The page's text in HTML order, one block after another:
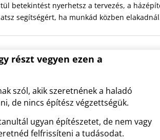
betekintést nyerhetsz a tervezés, a
segítségért, ha munkád közben
részt vegyen ezen a
szól, akik szeretnének a haladó
de nincs építész végzettségük.
ugyan építészetet, de nem vagy
felfrissíteni a tudásodat.